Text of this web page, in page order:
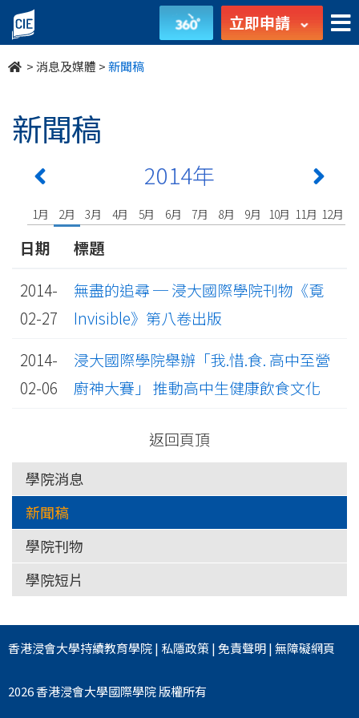
undefined 立即申請
>消息及媒體 >新聞稿
新聞稿
2014年
1月 2月 3月 4月 5月 6月 7月 8月 9月 10月 11月 12月
日期
標題
2014-
02-27
無盡的追尋 ─ 浸大國際學院刊物《覔
Invisible》第八卷出版
2014-
02-06
浸大國際學院舉辦「我.惜.食. 高中至營
廚神大賽」 推動高中生健康飲食文化
返回頁頂
學院消息
新聞稿
學院刊物
學院短片
香港浸會大學持續教育學院| 私隱政策|免責聲明|無障礙網頁
2026 香港浸會大學國際學院 版權所有